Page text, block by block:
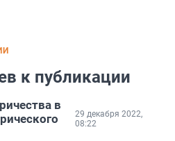
к публикации
в
29 декабря 2022,
08:22